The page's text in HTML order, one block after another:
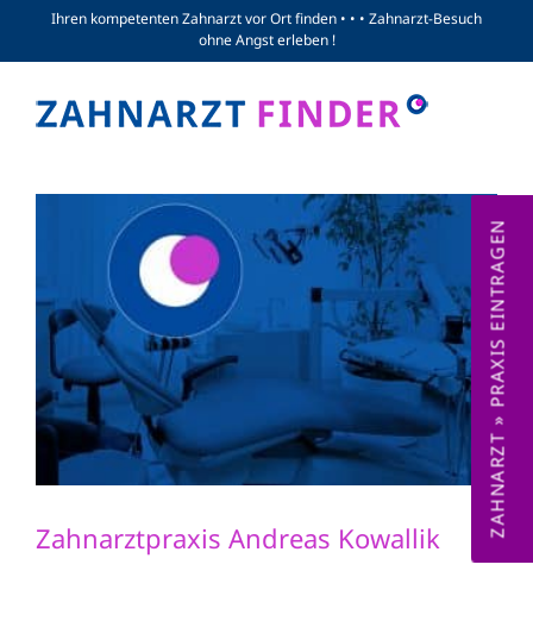
Inhalt
springen
Ihren kompetenten Zahnarzt vor Ort finden • • • Zahnarzt-Besuch
ohne Angst erleben !
Zahnarztpraxis Andreas Kowallik ZAHNARZT » PRAXIS EINTRAGEN